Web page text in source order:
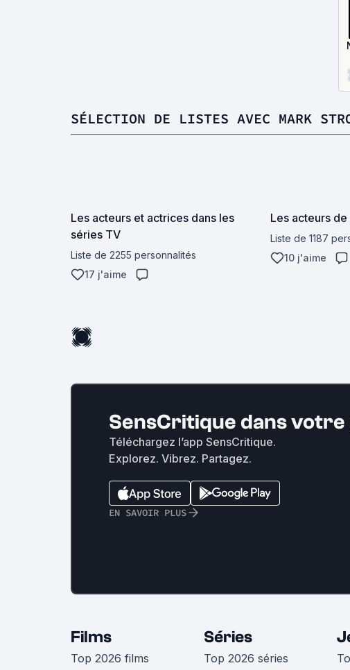
SÉLECTION DE LISTES AVEC MARK
Les acteurs et actrices dans les
séries TV
Liste de 2255 personnalités
17 j'aime
Les acteurs
Liste de 1187
10 j'aime
SensCritique dans votre
Téléchargez l’app SensCritique.
Explorez. Vibrez. Partagez.
EN SAVOIR PLUS
Films
Top 2026 films
Séries
Top 2026 séries